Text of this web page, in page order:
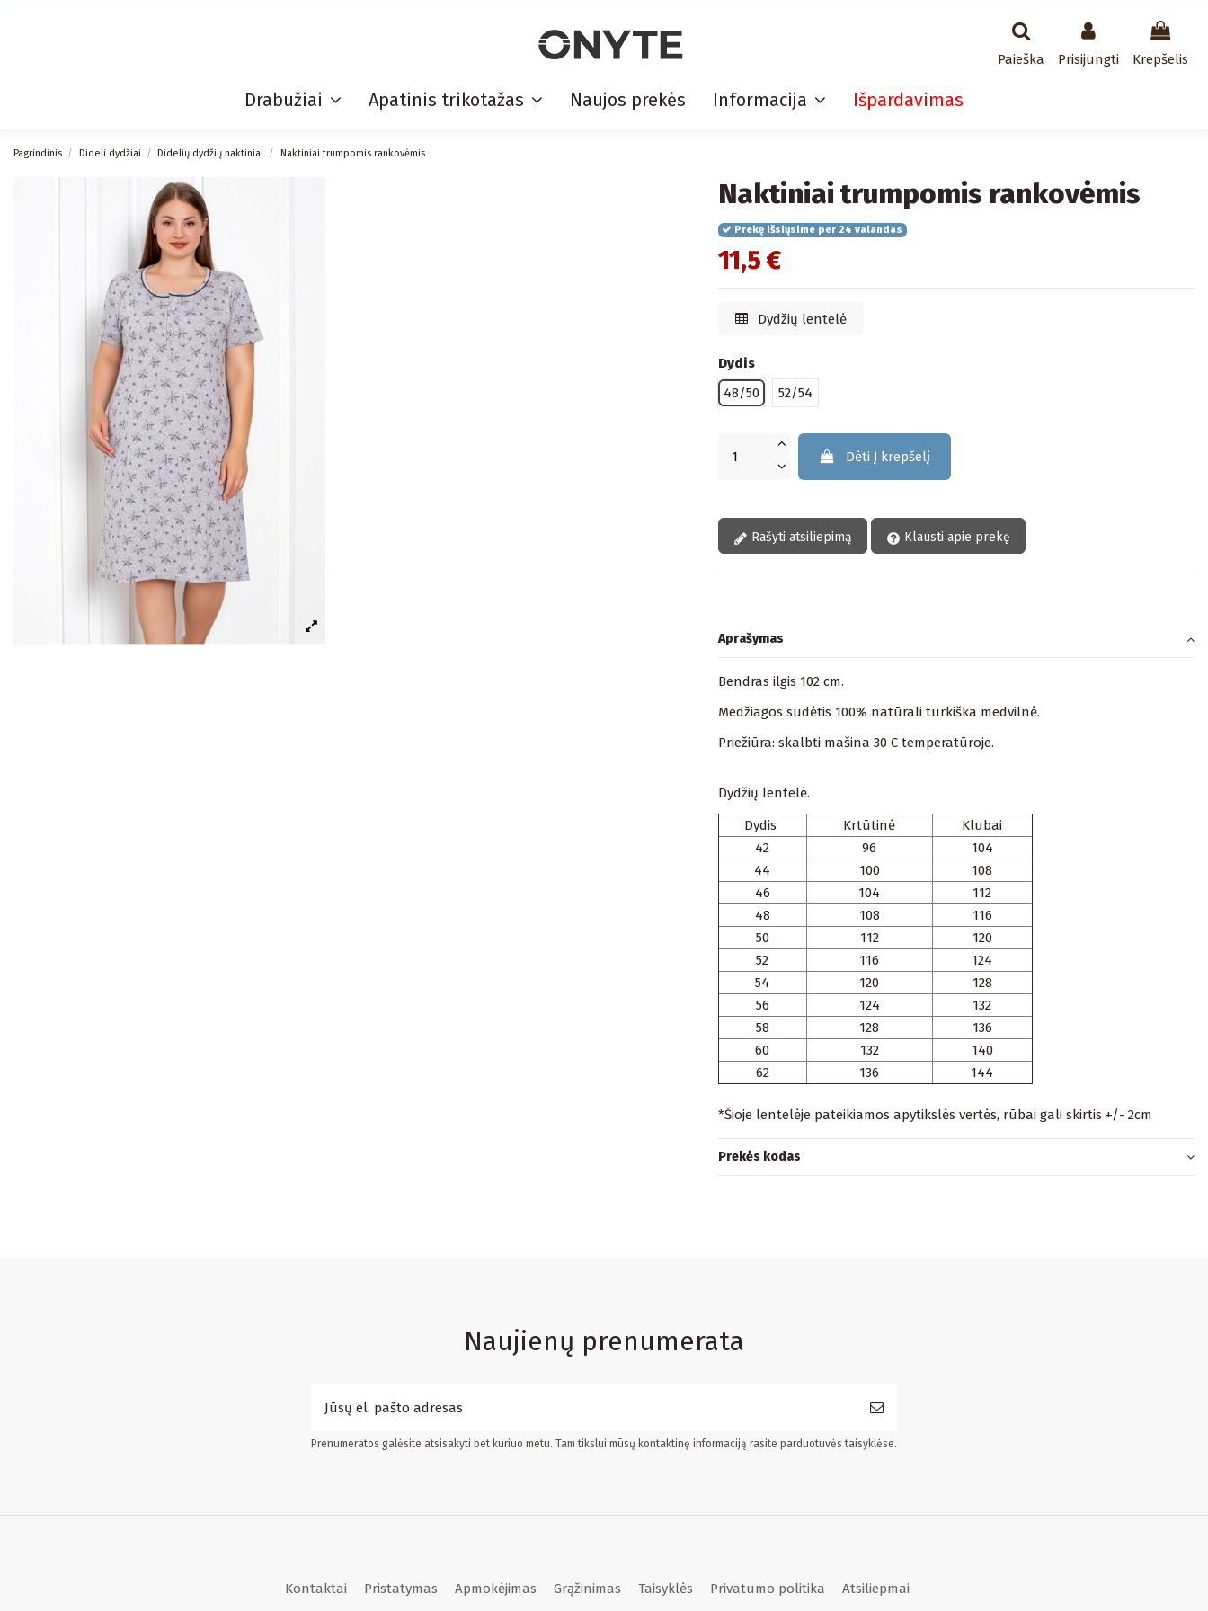
Paieška Prisijungti Krepšelis
Drabužiai Apatinis trikotažas Naujos prekės Informacija Išpardavimas
Pagrindinis Dideli dydžiai Didelių dydžių naktiniai Naktiniai trumpomis rankovėmis
Naktiniai trumpomis rankovėmis
Prekę išsiųsime per 24 valandas
11,5 €
Dydžių lentelė
Dydis
48/50
52/54
Dėti Į krepšelį
Rašyti atsiliepimą Klausti apie prekę
Aprašymas
Bendras ilgis 102 cm.
Medžiagos sudėtis 100% natūrali turkiška medvilnė.
Priežiūra: skalbti mašina 30 C temperatūroje.
Dydžių lentelė.
Dydis
Krtūtinė
Klubai
42
96
104
44
100
108
46
104
112
48
108
116
50
112
120
52
116
124
54
120
128
56
124
132
58
128
136
60
132
140
62
136 144
*Šioje lentelėje pateikiamos apytikslės vertės, rūbai gali skirtis +/- 2cm
Prekės kodas
Naujienų prenumerata
Prenumeratos galėsite atsisakyti bet kuriuo metu. Tam tikslui mūsų kontaktinę informaciją rasite parduotuvės taisyklėse.
Kontaktai Pristatymas Apmokėjimas Grąžinimas Taisyklės Privatumo politika Atsiliepmai